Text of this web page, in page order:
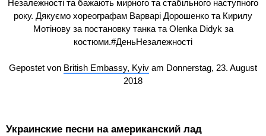
Незалежності та бажають мирного та стабільного наступного
року. Дякуємо хореографам Варварі Дорошенко та Кирилу
Мотінову за постановку танка та Olenka Didyk за
костюми.#ДеньНезалежності
Gepostet von British Embassy, Kyiv am Donnerstag, 23. August
2018
Украинские песни на американский лад